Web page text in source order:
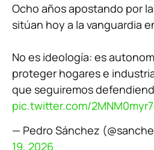
Ocho años apostando por
sitúan hoy a la vanguardia
No es ideología: es
proteger hogares e
que seguiremos
pic.twitter.com/
— Pedro Sánchez
19, 2026